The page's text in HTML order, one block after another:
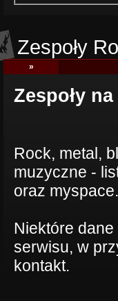
Zespoły
»
Zespoły
Rock, metal,
muzyczne -
oraz myspace.
Niektóre
serwisu, w
kontakt.